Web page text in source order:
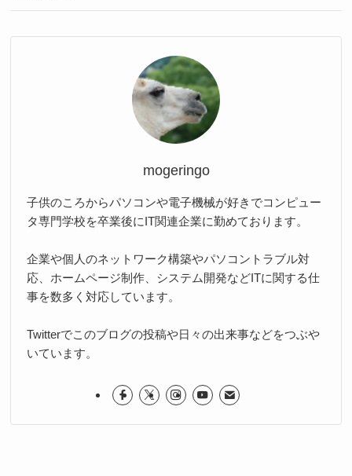
mogeringo
子供のころからパソコンや電子機械が好きでコンピュー
タ専門学校を卒業後にIT関連企業に勤めております。
企業や個人のネットワーク構築やパソコントラブル対
応、ホームページ制作、システム開発などITに関する仕
事を数多く対応しています。
Twitterでこのブログの投稿や日々の出来事などをつぶや
いています。